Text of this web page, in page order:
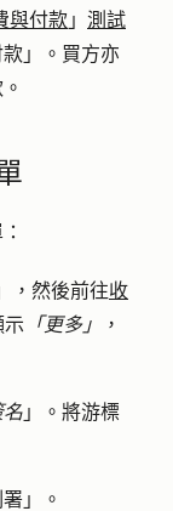
與付款 」 測試
」
。買方亦
，然後前往收
示 「更多」
，
名 」。將游標
署 」。